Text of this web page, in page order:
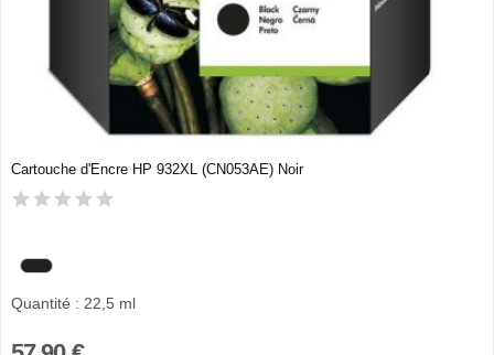
Cartouche d'Encre HP 932XL (CN053AE) Noir
Quantité : 22,5 ml